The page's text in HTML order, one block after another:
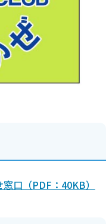
口（PDF：40KB）